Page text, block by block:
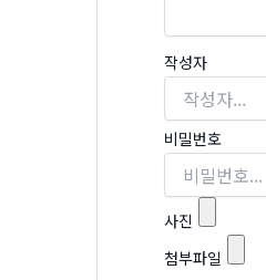
작성자
비밀번호
사진
첨부파일